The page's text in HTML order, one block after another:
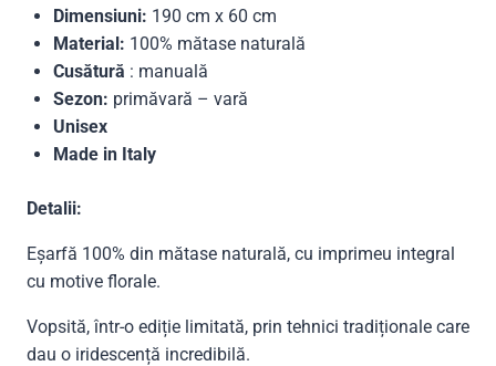
Dimensiuni: 190 cm x 60 cm
Material: 100% mătase naturală
Cusătură : manuală
Sezon: primăvară – vară
Unisex
Made in Italy
Detalii:
Eșarfă 100% din mătase naturală, cu imprimeu integral
cu motive florale.
Vopsită, într-o ediție limitată, prin tehnici tradiționale care
dau o iridescență incredibilă.